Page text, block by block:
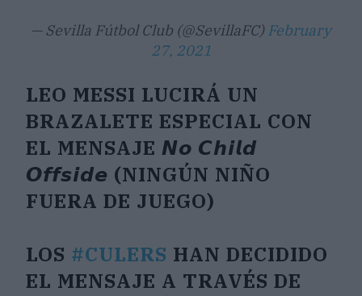
— Sevilla Fútbol Club (@SevillaFC) February
27, 2021
LEO MESSI LUCIRÁ UN
BRAZALETE ESPECIAL CON
EL MENSAJE 𝙉𝙤 𝘾𝙝𝙞𝙡𝙙
𝙊𝙛𝙛𝙨𝙞𝙙𝙚 (NINGÚN NIÑO
FUERA DE JUEGO)
LOS #CULERS HAN DECIDIDO
EL MENSAJE A TRAVÉS DE